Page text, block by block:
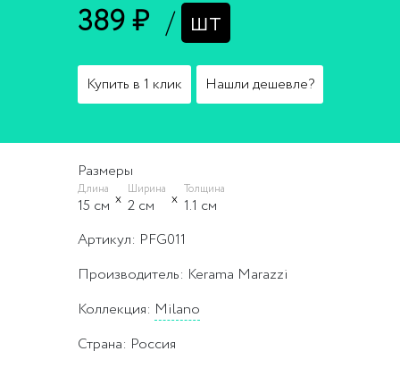
389 ₽ / шт
Купить в 1 клик Нашли дешевле?
Размеры
Длина
15 cм
Ширина
2 cм
Толщина
1.1 cм
Артикул: PFG011
Производитель: Kerama Marazzi
Коллекция: Milano
Страна: Россия